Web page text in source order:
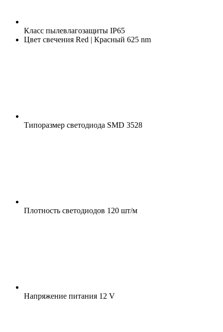
Класс пылевлагозащиты IP65
Цвет свечения Red | Красный 625 nm
Типоразмер светодиода SMD 3528
Плотность светодиодов 120 шт/м
Напряжение питания 12 V